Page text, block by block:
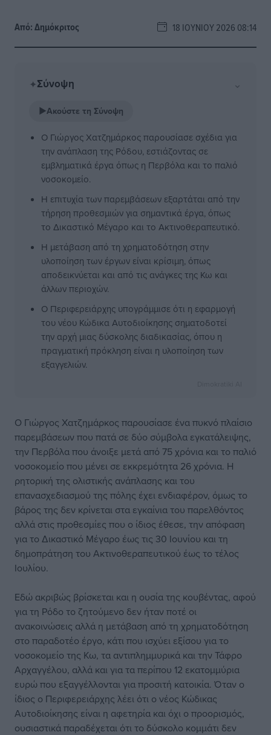
Από:Δημόκριτος 18 ΙΟΥΝΊΟΥ 2026 08:14
✦Σύνοψη ⌄
▶Ακούστε τη Σύνοψη
Ο Γιώργος Χατζημάρκος παρουσίασε σχέδια για
την ανάπλαση της Ρόδου, εστιάζοντας σε
εμβληματικά έργα όπως η Περβόλα και το παλιό
νοσοκομείο.
Η επιτυχία των παρεμβάσεων εξαρτάται από την
τήρηση προθεσμιών για σημαντικά έργα, όπως
το Δικαστικό Μέγαρο και το Ακτινοθεραπευτικό.
Η μετάβαση από τη χρηματοδότηση στην
υλοποίηση των έργων είναι κρίσιμη, όπως
αποδεικνύεται και από τις ανάγκες της Κω και
άλλων περιοχών.
Ο Περιφερειάρχης υπογράμμισε ότι η εφαρμογή
του νέου Κώδικα Αυτοδιοίκησης σηματοδοτεί
την αρχή μιας δύσκολης διαδικασίας, όπου η
πραγματική πρόκληση είναι η υλοποίηση των
εξαγγελιών.
Ο Γιώργος Χατζημάρκος παρουσίασε ένα πυκνό πλαίσιο
παρεμβάσεων που πατά σε δύο σύμβολα εγκατάλειψης,
την Περβόλα που άνοιξε μετά από 75 χρόνια και το παλιό
νοσοκομείο που μένει σε εκκρεμότητα 26 χρόνια. Η
ρητορική της ολιστικής ανάπλασης και του
επανασχεδιασμού της πόλης έχει ενδιαφέρον, όμως το
βάρος της δεν κρίνεται στα εγκαίνια του παρελθόντος
αλλά στις προθεσμίες που ο ίδιος έθεσε, την απόφαση
για το Δικαστικό Μέγαρο έως τις 30 Ιουνίου και τη
δημοπράτηση του Ακτινοθεραπευτικού έως το τέλος
Ιουλίου.
Εδώ ακριβώς βρίσκεται και η ουσία της κουβέντας, αφού
για τη Ρόδο το ζητούμενο δεν ήταν ποτέ οι
ανακοινώσεις αλλά η μετάβαση από τη χρηματοδότηση
στο παραδοτέο έργο, κάτι που ισχύει εξίσου για το
νοσοκομείο της Κω, τα αντιπλημμυρικά και την Τάφρο
Αρχαγγέλου, αλλά και για τα περίπου 12 εκατομμύρια
ευρώ που εξαγγέλλονται για προσιτή κατοικία. Όταν ο
ίδιος ο Περιφερειάρχης λέει ότι ο νέος Κώδικας
Αυτοδιοίκησης είναι η αφετηρία και όχι ο προορισμός,
ουσιαστικά παραδέχεται ότι το δύσκολο κομμάτι δεν